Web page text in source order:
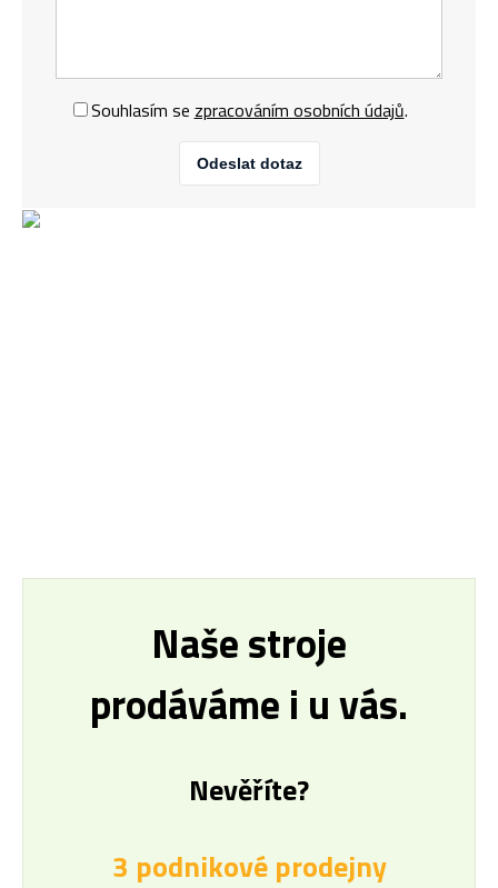
Souhlasím se zpracováním osobních údajů.
Odeslat dotaz
Naše stroje
prodáváme i u vás.
Nevěříte?
3 podnikové prodejny